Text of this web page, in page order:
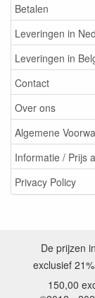
Betalen
Leveringen in
Leveringen in
Contact
Over ons
Algemene
Informatie / Prijs
Privacy Policy
De prijzen
exclusief
150,00